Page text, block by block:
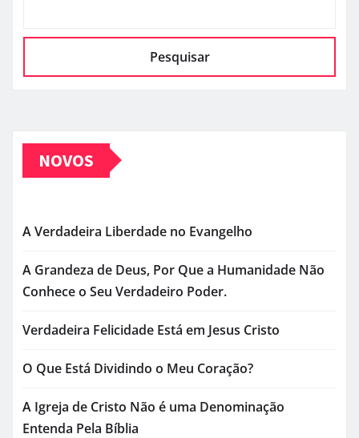
Pesquisar
NOVOS
A Verdadeira Liberdade no Evangelho
A Grandeza de Deus, Por Que a Humanidade Não
Conhece o Seu Verdadeiro Poder.
Verdadeira Felicidade Está em Jesus Cristo
O Que Está Dividindo o Meu Coração?
A Igreja de Cristo Não é uma Denominação
Entenda Pela Bíblia